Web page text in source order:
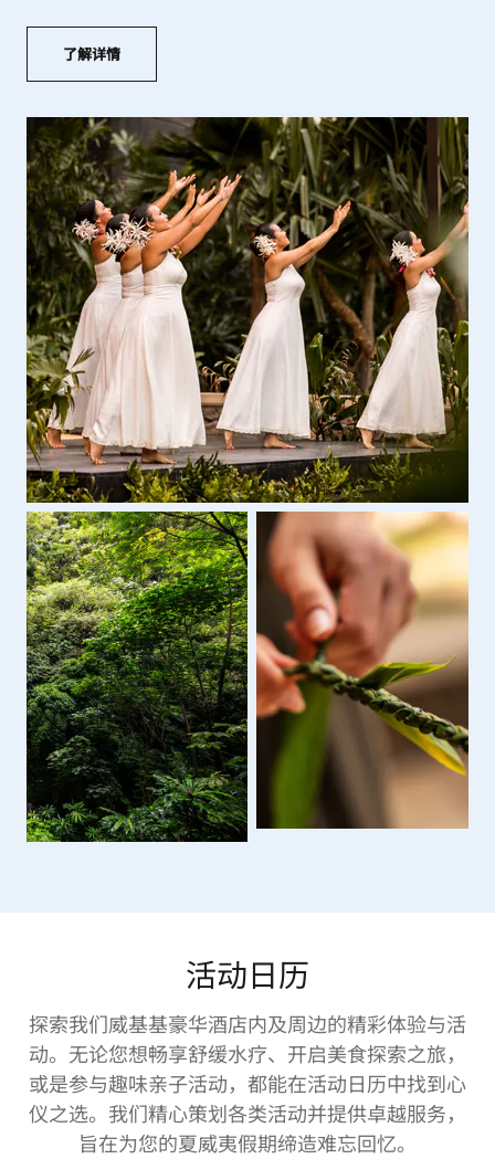
了解详情
活动日历
探索我们威基基豪华酒店内及周边的精彩体验与活
动。无论您想畅享舒缓水疗、开启美食探索之旅，
或是参与趣味亲子活动，都能在活动日历中找到心
仪之选。我们精心策划各类活动并提供卓越服务，
旨在为您的夏威夷假期缔造难忘回忆。